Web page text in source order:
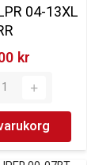
04-13XL
kr‎